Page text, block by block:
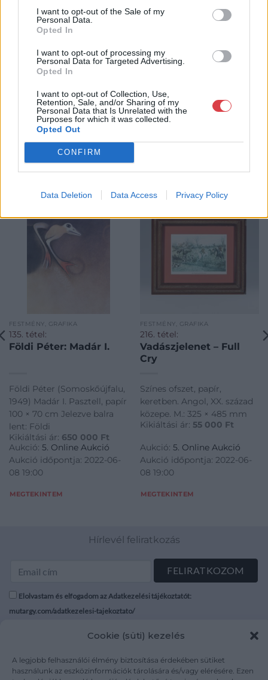
I want to opt-out of the Sale of my
Personal Data.
Opted In
I want to opt-out of processing my
Personal Data for Targeted Advertising.
Opted In
I want to opt-out of Collection, Use,
Retention, Sale, and/or Sharing of my
Personal Data that Is Unrelated with the
Purposes for which it was collected.
Opted Out
CONFIRM
Data Deletion Data Access Privacy Policy
Cookie (süti) kezelés
A legjobb felhasználói élmény biztosítása érdekében sütiket
használunk az eszközinformációk tárolására és/vagy elérésére. Ezen
műkereskedelmi üzlethálózatával rendelkező BÁV ZRt.
felkészült munkatársai a hét hat napján állnak a műtárgyat
GALÉRIA TOVÁBBI MŰTÁRGYAI
KAPCSOLÓDÓ MŰTÁRGYAK
FESTMÉNY, GRAFIKA
135. tétel:
Földi Péter: Madár I.
Földi Péter (Somoskőújfalu,
1949) Madár I. Pasztell, papír
100 × 70 cm Jelezve balra
lent: Földi
Kikiáltási ár: 650 000 Ft
Aukció: 5. Online Aukció
Aukció időpontja: 2022-06-
08 19:00
MEGTEKINTEM
FESTMÉNY, GRAFIKA
216. tétel:
Vadászjelenet – Full
Cry
Színes ofszet, papír,
keretben. Angol, XX. század
közepe. M.: 325 × 485 mm
Kikiáltási ár: 55 000 Ft
Aukció: 5. Online Aukció
Aukció időpontja: 2022-06-
08 19:00
MEGTEKINTEM
Hírlevél feliratkozás
Elolvastam és elfogadom az Adatkezelési tájékoztatót:
mutargy.com/adatkezelesi-tajekoztato/
Médiaajánlat
Karrier
Áraink
ÁSZF
Adatvédelem